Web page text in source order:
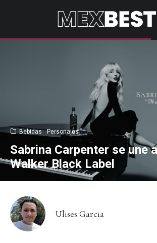
Bebidas Personajes
Sabrina Carpenter se une
Walker Black Label
Ulises Garcia